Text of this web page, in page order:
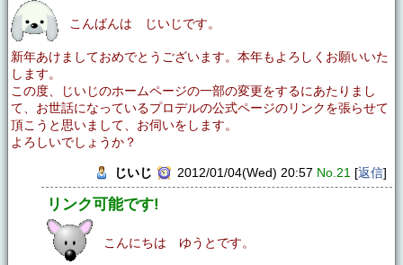
こんばんは じいじです。
新年あけましておめでとうございます。本年もよろしくお願いいた
します。
この度、じいじのホームページの一部の変更をするにあたりまし
て、お世話になっているプロデルの公式ページのリンクを張らせて
頂こうと思いまして、お伺いをします。
よろしいでしょうか？
じいじ 2012/01/04(Wed) 20:57 No.21 [返信]
リンク可能です!
こんにちは ゆうとです。